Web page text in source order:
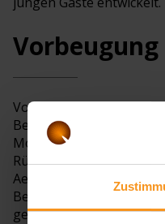
Von vielseitigen
Bewegungstherapie
Morgen Gymnastik“,
Rückentraining, Yoga,
Aerobic oder
Bewegungsmangel, der
gezielt, unter